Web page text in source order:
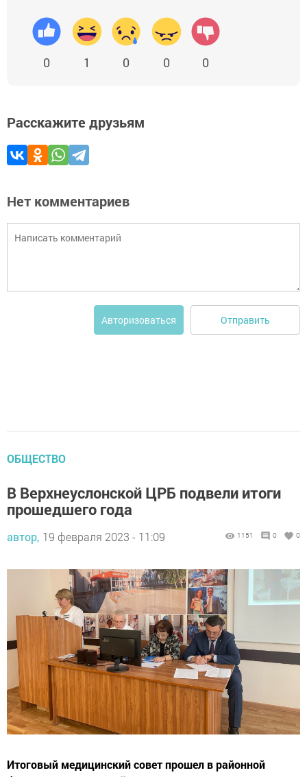
0 1 0 0 0
Расскажите друзьям
Нет комментариев
Авторизоваться Отправить
ОБЩЕСТВО
В Верхнеуслонской ЦРБ подвели итоги
прошедшего года
автор, 19 февраля 2023 - 11:09 1151 0 0
Итоговый медицинский совет прошел в районной